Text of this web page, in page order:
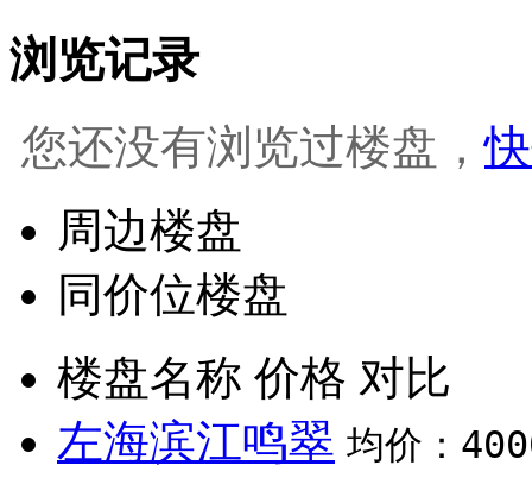
浏览记录
您还没有浏览过楼盘，
周边楼盘
同价位楼盘
楼盘名称 价格 对比
左海滨江鸣翠 均价：